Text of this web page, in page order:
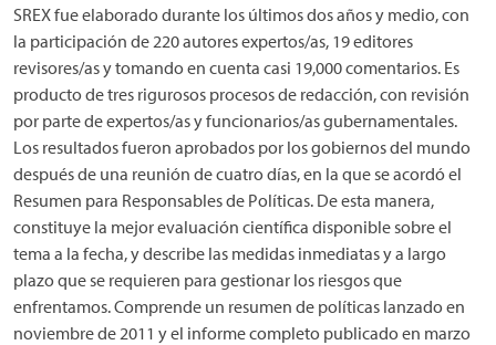
SREX fue elaborado durante los últimos dos años y medio, con
la participación de 220 autores expertos/as, 19 editores
revisores/as y tomando en cuenta casi 19,000 comentarios. Es
producto de tres rigurosos procesos de redacción, con revisión
por parte de expertos/as y funcionarios/as gubernamentales.
Los resultados fueron aprobados por los gobiernos del mundo
después de una reunión de cuatro días, en la que se acordó el
Resumen para Responsables de Políticas. De esta manera,
constituye la mejor evaluación científica disponible sobre el
tema a la fecha, y describe las medidas inmediatas y a largo
plazo que se requieren para gestionar los riesgos que
enfrentamos. Comprende un resumen de políticas lanzado en
noviembre de 2011 y el informe completo publicado en marzo